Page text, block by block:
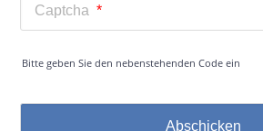
Captcha*
Bitte geben Sie den nebenstehenden Code ein